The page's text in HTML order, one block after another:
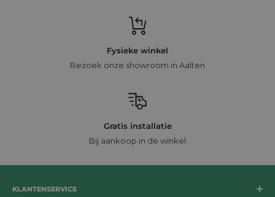
Fysieke winkel
Bezoek onze showroom in Aalten
Gratis installatie
Bij aankoop in de winkel
KLANTENSERVICE